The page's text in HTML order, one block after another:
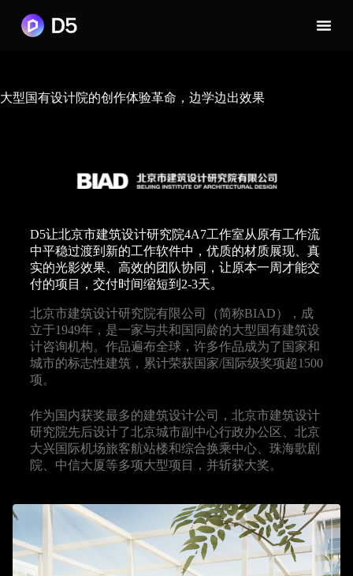
大型国有设计院的创作体验革命，边学边出效果
D5让北京市建筑设计研究院4A7工作室从原有工作流
中平稳过渡到新的工作软件中，优质的材质展现、真
实的光影效果、高效的团队协同，让原本一周才能交
付的项目，交付时间缩短到2-3天。
北京市建筑设计研究院有限公司（简称BIAD），成
立于1949年，是一家与共和国同龄的大型国有建筑设
计咨询机构。作品遍布全球，许多作品成为了国家和
城市的标志性建筑，累计荣获国家/国际级奖项超1500
项。
作为国内获奖最多的建筑设计公司，北京市建筑设计
研究院先后设计了北京城市副中心行政办公区、北京
大兴国际机场旅客航站楼和综合换乘中心、珠海歌剧
院、中信大厦等多项大型项目，并斩获大奖。